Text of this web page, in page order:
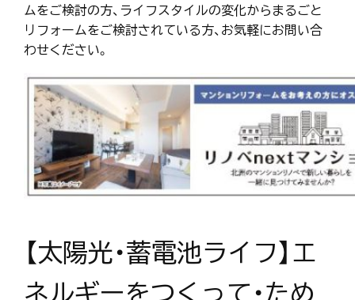
ムをご検討の方、ライフスタイルの変化からまるごと
リフォームをご検討されている方、お気軽にお問い合
わせください。
【太陽光・蓄電池ライフ】エ
ネルギーをつくって・ため